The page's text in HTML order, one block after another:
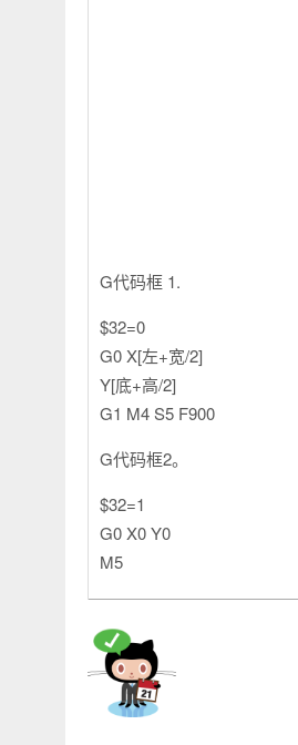
G代码框 1.
$32=0
G0 X[左+宽/2]
Y[底+高/2]
G1 M4 S5 F900
G代码框2。
$32=1
G0 X0 Y0
M5